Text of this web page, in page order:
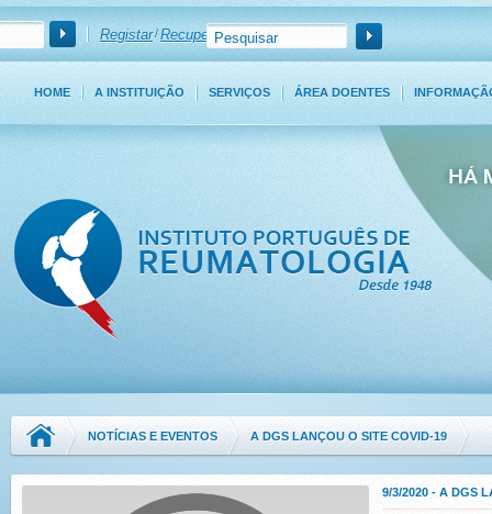
Registar/Recuperar Password
HOME A INSTITUIÇÃO SERVIÇOS ÁREA DOENTES
NOTÍCIAS E EVENTOS A DGS LANÇOU O SITE COVID-19
9/3/2020 - A DGS